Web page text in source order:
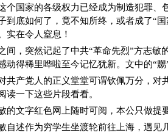
个国家的各级权力已经成为制造犯罪
到底如何了，竟不知所终，或者成了“
实在令人窒息！
间，突然记起了中共“革命先烈”方志敏
动得稀里哗啦至今记忆犹新。文中的“
共产党人的正义堂堂可谓钦佩万分，对
读一下这些片段看看。
的文字红色网上随时可阅，本公只做提
自述作为穷学生坐渡轮前往上海，遇见